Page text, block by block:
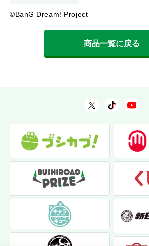
©BanG Dream! Project
商品一覧に戻る